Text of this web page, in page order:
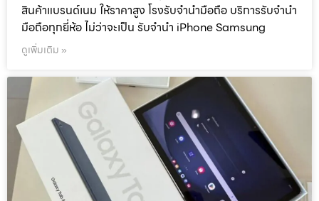
สินค้าแบรนด์เนม ให้ราคาสูง โรงรับจำนำมือถือ บริการรับจำนำ
มือถือทุกยี่ห้อ ไม่ว่าจะเป็น รับจำนำ iPhone Samsung
ดูเพิ่มเติม »